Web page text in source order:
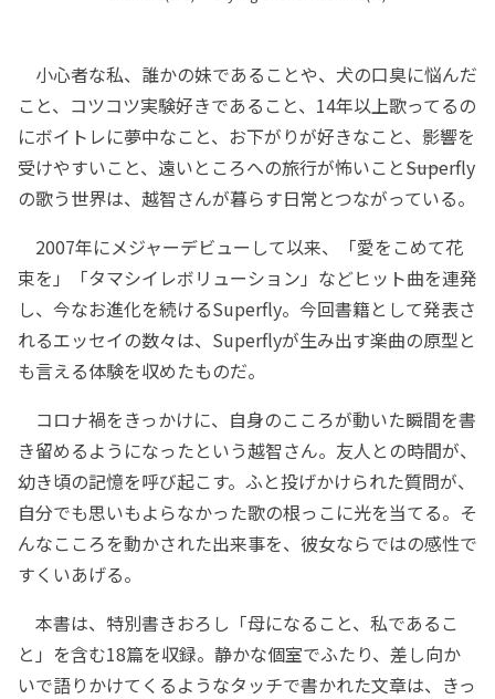
小心者な私、誰かの妹であることや、犬の口臭に悩んだ
こと、コツコツ実験好きであること、14年以上歌ってるの
にボイトレに夢中なこと、お下がりが好きなこと、影響を
受けやすいこと、遠いところへの旅行が怖いこと――Superfly
の歌う世界は、越智さんが暮らす日常とつながっている。
2007年にメジャーデビューして以来、「愛をこめて花
束を」「タマシイレボリューション」などヒット曲を連発
し、今なお進化を続けるSuperfly。今回書籍として発表さ
れるエッセイの数々は、Superflyが生み出す楽曲の原型と
も言える体験を収めたものだ。
コロナ禍をきっかけに、自身のこころが動いた瞬間を書
き留めるようになったという越智さん。友人との時間が、
幼き頃の記憶を呼び起こす。ふと投げかけられた質問が、
自分でも思いもよらなかった歌の根っこに光を当てる。そ
んなこころを動かされた出来事を、彼女ならではの感性で
すくいあげる。
本書は、特別書きおろし「母になること、私であるこ
と」を含む18篇を収録。静かな個室でふたり、差し向か
いで語りかけてくるようなタッチで書かれた文章は、きっ